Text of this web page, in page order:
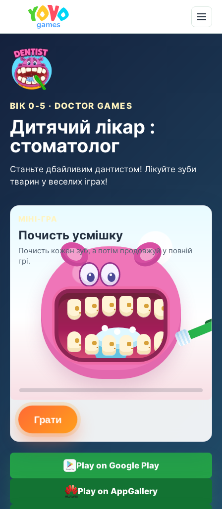
ВІК 0-5 · DOCTOR GAMES
Дитячий лікар :
стоматолог
Станьте дбайливим дантистом! Лікуйте зуби
тварин у веселих іграх!
МІНІ-ГРА
Почисть усмішку
Почисть кожен зуб, а потім продовжуй у повній
грі.
Грати
Play on Google Play
Play on AppGallery